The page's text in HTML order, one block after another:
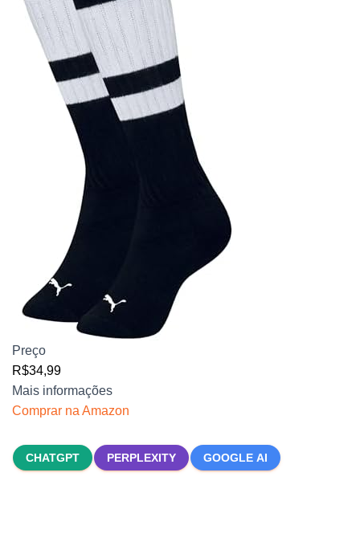
Preço
R$34,99
Mais informações
Comprar na Amazon
CHATGPT PERPLEXITY GOOGLE AI